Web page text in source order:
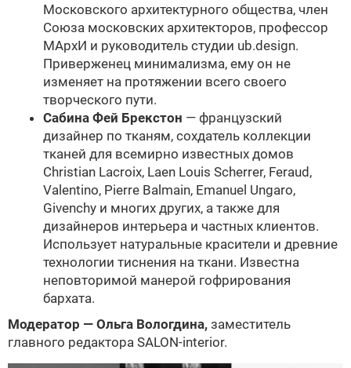
Московского архитектурного общества, член
Союза московских архитекторов, профессор
МАрхИ и руководитель студии ub.design.
Приверженец минимализма, ему он не
изменяет на протяжении всего своего
творческого пути.
Сабина Фей Брекстон — французский
дизайнер по тканям, сохдатель коллекции
тканей для всемирно известных домов
Christian Lacroix, Laen Louis Scherrer, Feraud,
Valentino, Pierre Balmain, Emanuel Ungaro,
Givenchy и многих других, а также для
дизайнеров интерьера и частных клиентов.
Использует натуральные красители и древние
технологии тиснения на ткани. Известна
неповторимой манерой гофрирования
бархата.
Модератор — Ольга Вологдина, заместитель
главного редактора SALON-interior.